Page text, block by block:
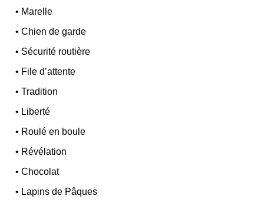
• Marelle
•Chien de garde
• Sécurité routière
• File d’attente
•Tradition
• Liberté
• Roulé en boule
• Révélation
•Chocolat
• Lapins de Pâques